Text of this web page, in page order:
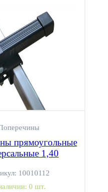
прямоугольные
1,40
10010112
0 шт.